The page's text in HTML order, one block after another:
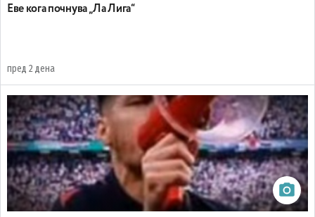
Еве кога почнува „Ла Лига“
пред 2 дена